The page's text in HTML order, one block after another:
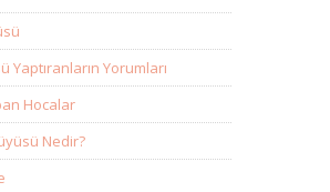
Yaptıranların Yorumları
Hocalar
Nedir?